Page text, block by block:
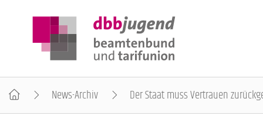
News-Archiv Der Staat muss Vertrauen